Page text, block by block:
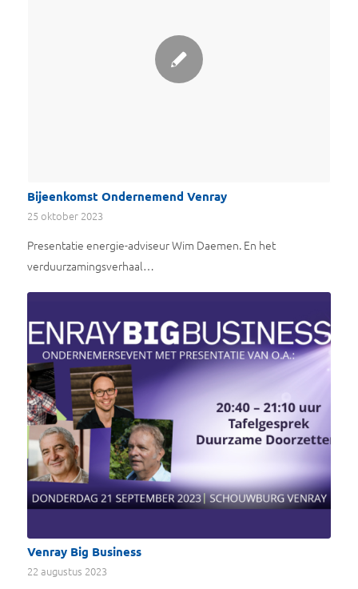
Bijeenkomst Ondernemend Venray
25 oktober 2023
Presentatie energie-adviseur Wim Daemen. En het
verduurzamingsverhaal…
Venray Big Business
22 augustus 2023